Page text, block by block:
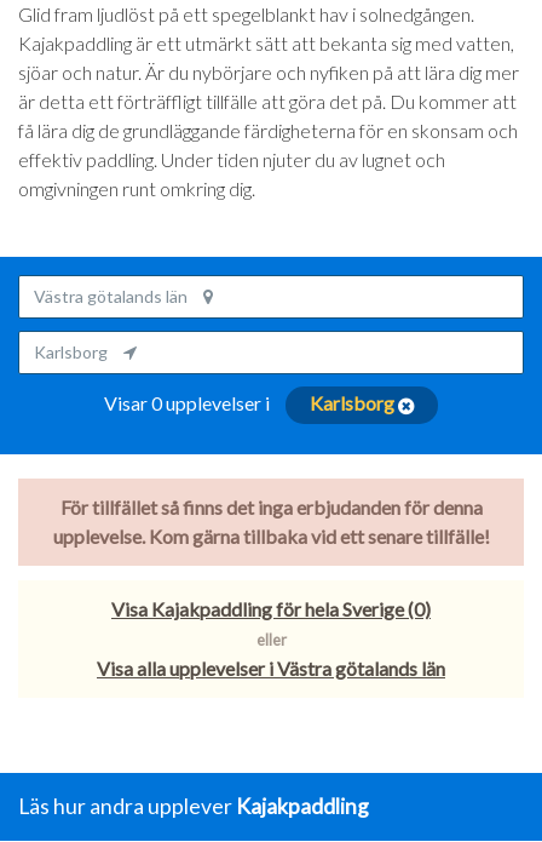
Glid fram ljudlöst på ett spegelblankt hav i solnedgången.
Kajakpaddling är ett utmärkt sätt att bekanta sig med vatten,
sjöar och natur. Är du nybörjare och nyfiken på att lära dig mer
är detta ett förträffligt tillfälle att göra det på. Du kommer att
få lära dig de grundläggande färdigheterna för en skonsam och
effektiv paddling. Under tiden njuter du av lugnet och
omgivningen runt omkring dig.
Västra götalands län
Karlsborg
Visar 0 upplevelser i Karlsborg
För tillfället så finns det inga erbjudanden för denna
upplevelse. Kom gärna tillbaka vid ett senare tillfälle!
Visa Kajakpaddling för hela Sverige (0)
eller
Visa alla upplevelser i Västra götalands län
Läs hur andra upplever Kajakpaddling